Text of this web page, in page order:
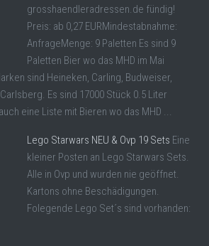
grosshaendleradressen.de fündig!
Preis: ab 0,27 EURMindestabnahme:
AnfrageMenge: 9 Paletten Es sind 9
Paletten Bier wo das MHD im Mai
sind Heineken, Carling, Budweiser,
Es sind 17000 Stück 0.5 Liter
eine Liste mit Bieren wo das MHD ...
Lego Starwars NEU & Ovp 19 Sets Eine
kleiner Posten an Lego Starwars Sets.
Alle in Ovp und wurden nie geöffnet.
Kartons ohne Beschädigungen.
Folegende Lego Set´s sind vorhanden: